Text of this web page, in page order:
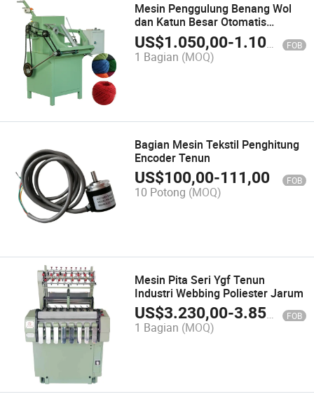
Mesin Penggulung Benang Wol
dan Katun Besar Otomatis
Goodfore yang Sederhana
US$1.050,00-1.100,00 FOB
1 Bagian (MOQ)
Bagian Mesin Tekstil Penghitung
Encoder Tenun
US$100,00-111,00 FOB
10 Potong (MOQ)
Mesin Pita Seri Ygf Tenun
Industri Webbing Poliester Jarum
US$3.230,00-3.850,00 FOB
1 Bagian (MOQ)